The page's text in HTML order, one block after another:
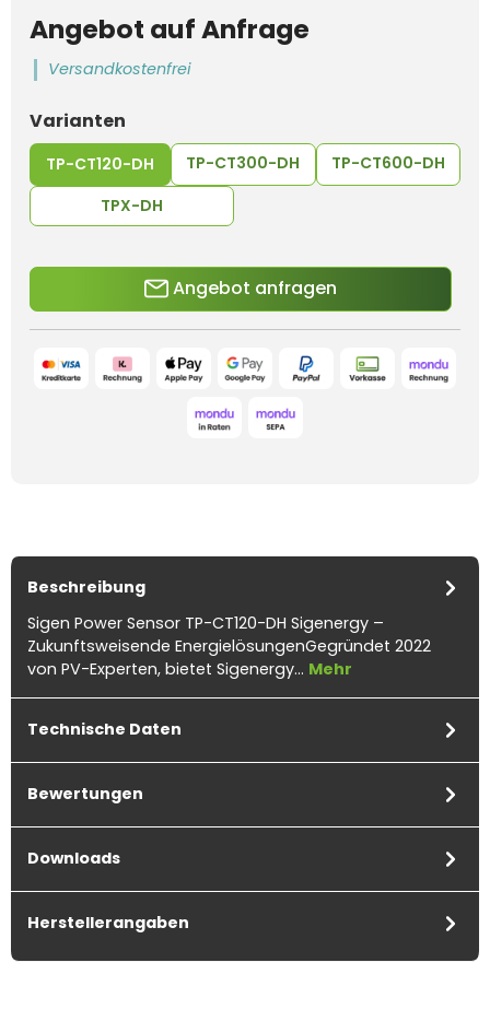
Angebot auf Anfrage
Versandkostenfrei
Varianten
TP-CT120-DH TP-CT300-DH
TP-CT600-DH
TPX-DH
Angebot anfragen
Beschreibung
Sigen Power Sensor TP-CT120-DH Sigenergy –
Zukunftsweisende EnergielösungenGegründet 2022
von PV-Experten, bietet Sigenergy… Mehr
Technische Daten
Bewertungen
Downloads
Herstellerangaben